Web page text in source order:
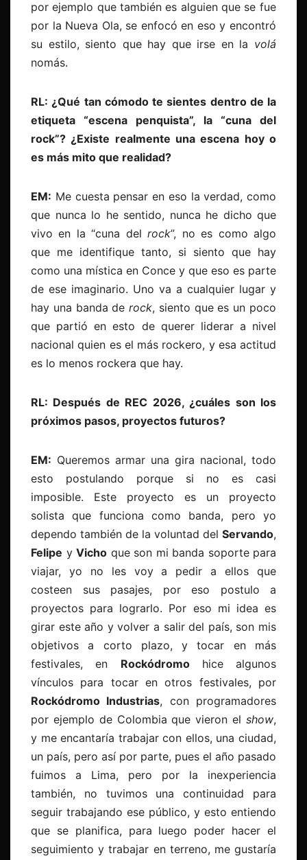
por ejemplo que también es alguien que se fue
por la Nueva Ola, se enfocó en eso y encontró
su estilo, siento que hay que irse en la volá
nomás.
RL: ¿Qué tan cómodo te sientes dentro de la
etiqueta “escena penquista”, la “cuna del
rock”? ¿Existe realmente una escena hoy o
es más mito que realidad?
EM: Me cuesta pensar en eso la verdad, como
que nunca lo he sentido, nunca he dicho que
vivo en la “cuna delrock”, no es como algo
que me identifique tanto, si siento que hay
como una mística en Conce y que eso es parte
de ese imaginario. Uno va a cualquier lugar y
hay una banda derock, siento que es un poco
que partió en esto de querer liderar a nivel
nacional quien es el más rockero, y esa actitud
es lo menos rockera que hay.
RL: Después de REC 2026, ¿cuáles son los
próximos pasos, proyectos futuros?
EM: Queremos armar una gira nacional, todo
esto postulando porque si no es casi
imposible. Este proyecto es un proyecto
solista que funciona como banda, pero yo
dependo también de la voluntad del Servando,
Felipe y Vicho que son mi banda soporte para
viajar, yo no les voy a pedir a ellos que
costeen sus pasajes, por eso postulo a
proyectos para lograrlo. Por eso mi idea es
girar este año y volver a salir del país, son mis
objetivos a corto plazo, y tocar en más
festivales, en Rockódromohice algunos
vínculos para tocar en otros festivales, por
Rockódromo Industrias, con programadores
por ejemplo de Colombia que vieron el show,
y me encantaría trabajar con ellos, una ciudad,
un país, pero así por parte, pues el año pasado
fuimos a Lima, pero por la inexperiencia
también, no tuvimos una continuidad para
seguir trabajando ese público, y esto entiendo
que se planifica, para luego poder hacer el
seguimiento y trabajar en terreno, me gustaría